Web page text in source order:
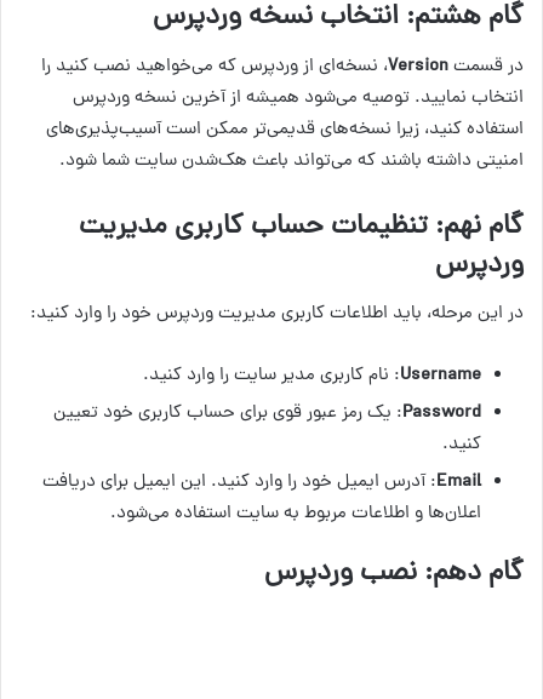
گام هشتم: انتخاب نسخه وردپرس
در قسمتVersion، نسخه‌ای از وردپرس که می‌خواهید نصب کنید را
انتخاب نمایید. توصیه می‌شود همیشه از آخرین نسخه وردپرس
استفاده کنید، زیرا نسخه‌های قدیمی‌تر ممکن است آسیب‌پذیری‌های
امنیتی داشته باشند که می‌تواند باعث هک‌شدن سایت شما شود.
گام نهم: تنظیمات حساب کاربری مدیریت
وردپرس
در این مرحله، باید اطلاعات کاربری مدیریت وردپرس خود را وارد کنید:
Username: نام کاربری مدیر سایت را وارد کنید.
Password: یک رمز عبور قوی برای حساب کاربری خود تعیین
کنید.
Email: آدرس ایمیل خود را وارد کنید. این ایمیل برای دریافت
اعلان‌ها و اطلاعات مربوط به سایت استفاده می‌شود.
گام دهم: نصب وردپرس